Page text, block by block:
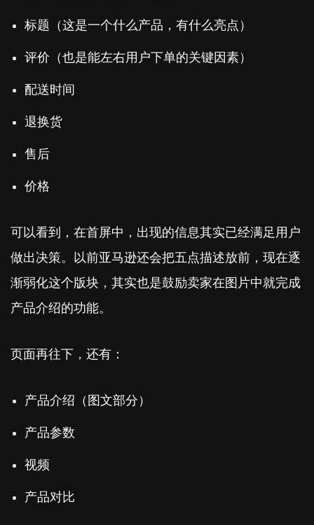
标题（这是一个什么产品，有什么亮点）
评价（也是能左右用户下单的关键因素）
配送时间
退换货
售后
价格
可以看到，在首屏中，出现的信息其实已经满足用户
做出决策。以前亚马逊还会把五点描述放前，现在逐
渐弱化这个版块，其实也是鼓励卖家在图片中就完成
产品介绍的功能。
页面再往下，还有：
产品介绍（图文部分）
产品参数
视频
产品对比